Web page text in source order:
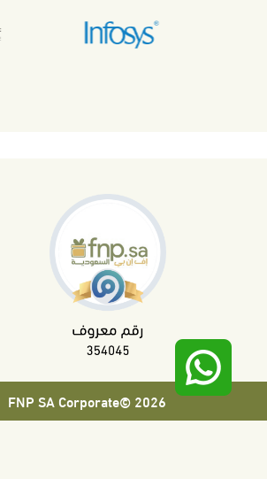
2026 ©FNP SA Corporate